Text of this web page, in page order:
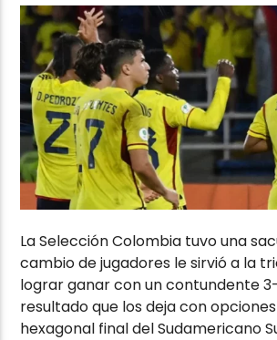
La Selección Colombia tuvo una
cambio de jugadores le sirvió a la
lograr ganar con un contundente
resultado que los deja con
hexagonal final del Sudamericano